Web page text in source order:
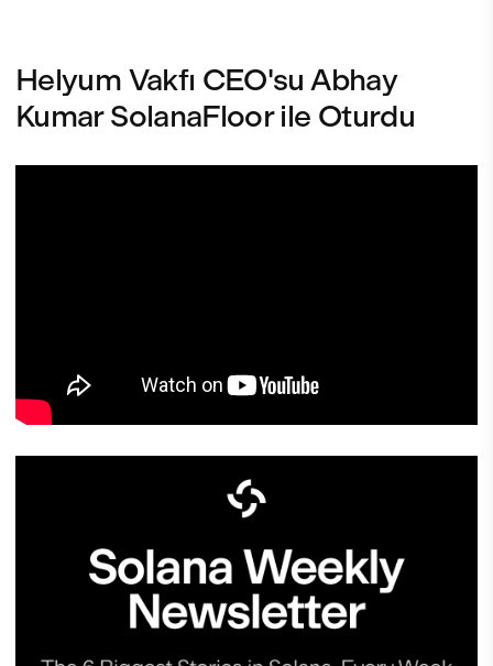
Helyum Vakfı CEO'su Abhay
Kumar SolanaFloor ile Oturdu